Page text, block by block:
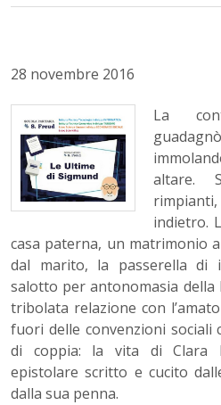
28 novembre 2016
La
altare.
indietro.
casa paterna, un matrimonio
dal marito, la passerella di
salotto per antonomasia
tribolata relazione con
fuori delle convenzioni sociali
di coppia: la vita di Clara
epistolare scritto e cucito
dalla sua penna.